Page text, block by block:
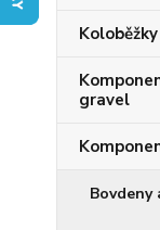
Koloběžky
gravel
Bovdeny